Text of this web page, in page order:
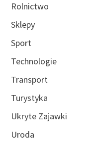
Rolnictwo
Sklepy
Sport
Technologie
Transport
Turystyka
Ukryte Zajawki
Uroda